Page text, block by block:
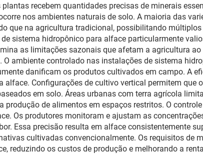
recebem quantidades precisas de minerais
nos ambientes naturais de solo. A maioria das
que na agricultura tradicional, possibilitando
sistema hidropônico para alface particularmente
as limitações sazonais que afetam a agricultura
ambiente controlado nas instalações de sistema
danificam os produtos cultivados em campo. A
Configurações de cultivo vertical permitem que
em solo. Áreas urbanas com terra agrícola
de alimentos em espaços restritos. O
Os produtores monitoram e ajustam as
Essa precisão resulta em alface consistentemente
cultivadas convencionalmente. Os requisitos de
reduzindo os custos de produção e melhorando a